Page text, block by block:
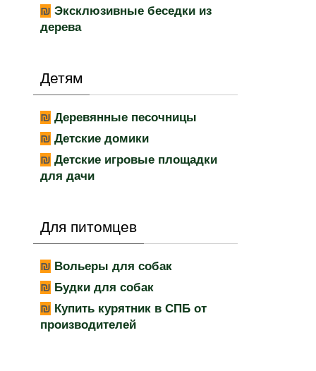
Эксклюзивные беседки из
дерева
Детям
Деревянные песочницы
Детские домики
Детские игровые площадки
для дачи
Для питомцев
Вольеры для собак
Будки для собак
Купить курятник в СПБ от
производителей